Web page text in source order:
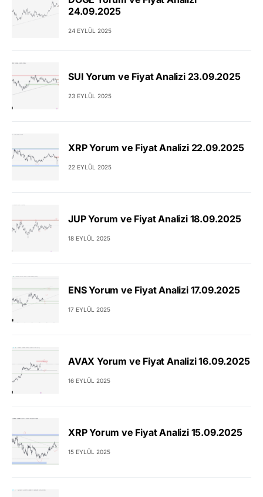
24.09.2025
24 EYLÜL 2025
SUI Yorum ve Fiyat Analizi 23.09.2025
23 EYLÜL 2025
XRP Yorum ve Fiyat Analizi 22.09.2025
22 EYLÜL 2025
JUP Yorum ve Fiyat Analizi 18.09.2025
18 EYLÜL 2025
ENS Yorum ve Fiyat Analizi 17.09.2025
17 EYLÜL 2025
AVAX Yorum ve Fiyat Analizi 16.09.2025
16 EYLÜL 2025
XRP Yorum ve Fiyat Analizi 15.09.2025
15 EYLÜL 2025